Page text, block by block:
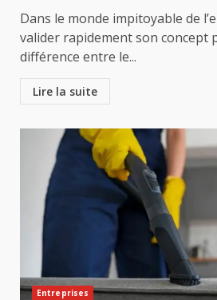
Dans le monde impitoyable de
valider rapidement son concept
différence entre le...
Lire la suite
Entreprises